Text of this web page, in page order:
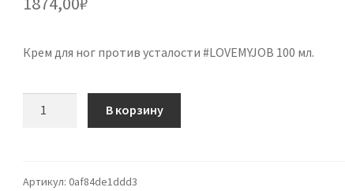
Крем для ног против усталости #LOVEMYJOB 100 мл.
antifatica
В корзину
Артикул:0af84de1ddd3